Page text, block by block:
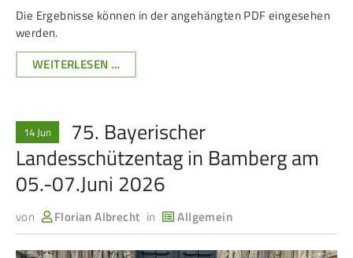
BAYERISCHE
MEISTERSCHAFT
FREIEN
Die Ergebnisse können in der angehängten PDF eingesehen
werden.
WEITERLESEN …ERGEBNISSE
BAYERNPOKAL
14 Jun
75. Bayerischer
Landesschützentag in Bamberg am
05.-07.Juni 2026
von Florian Albrecht in Allgemein
NavigationDatenschutz Impressum
Formulare